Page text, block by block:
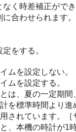
なく時差補正がで
合わせられます。
をする。
ムを設定しない。
ムを設定する。
は、夏の一定期間
を標準時間より進
されています。［
、本機の時計が1